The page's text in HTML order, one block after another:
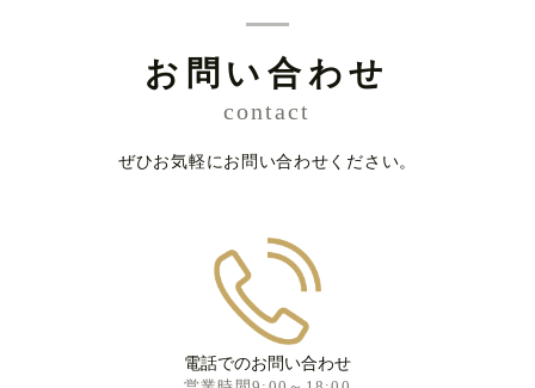
お問い合わせ
contact
ぜひお気軽にお問い合わせください。
電話でのお問い合わせ